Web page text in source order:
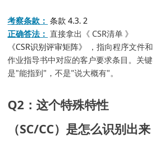
考察条款： 条款 4.3. 2
正确答法： 直接拿出《 CSR清单 》
《CSR识别评审矩阵》
，指向程序文件和
作业指导书中对应的客户要求条目。关键
是"能指到"，不是"说大概有"。
Q2：这个特殊特性
（SC/CC）是怎么识别出来